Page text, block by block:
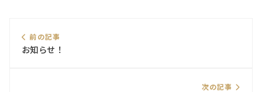
前の記事
お知らせ！
次の記事